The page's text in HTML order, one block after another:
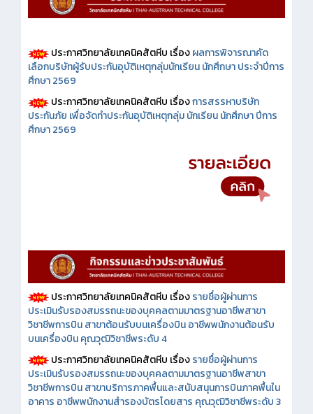
ประกาศวิทยาลัยเทคนิคสัตหีบ เรื่องผลการพิจารณาคัด
เลือกบริษัทผู้รับประกันอุบัติเหตุกลุ่มนักเรียน นักศึกษา ประจำปีการ
ศึกษา 2569
ประกาศวิทยาลัยเทคนิคสัตหีบ เรื่องการสรรหาบริษัท
ประกันภัย เพื่อจัดทำประกันอุบัติเหตุกลุ่ม นักเรียน นักศึกษา ปีการ
ศึกษา 2569
ประกาศวิทยาลัยเทคนิคสัตหีบ เรื่องรายชื่อผู้ผ่านการ
ประเมินรับรองสมรรถนะของบุคคลตามมาตรฐานอาชีพสาขา
วิชาชีพการบิน สาขาต้อนรับบนเครื่องบิน อาชีพพนักงานต้อนรับ
บนเครื่องบิน คุณวุฒิวิชาชีพระดับ 4
ประกาศวิทยาลัยเทคนิคสัตหีบ เรื่องรายชื่อผู้ผ่านการ
ประเมินรับรองสมรรถนะของบุคคลตามมาตรฐานอาชีพสาขา
วิชาชีพการบิน สาขาบริการภาคพื้นและสนับสนุนการบินภาคพื้นใน
อาคาร อาชีพพนักงานสำรองบัตรโดยสาร คุณวุฒิวิชาชีพระดับ 3